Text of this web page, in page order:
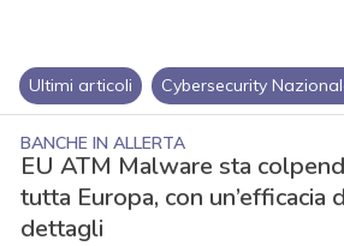
Ultimi articoli Cybersecurity
BANCHE IN ALLERTA
EU ATM Malware sta
tutta Europa, con un’efficacia
dettagli